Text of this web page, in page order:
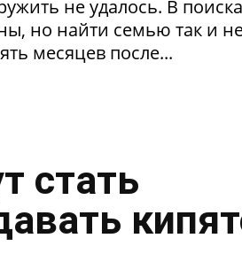
не удалось. В
но найти семью так и
месяцев после...
стать